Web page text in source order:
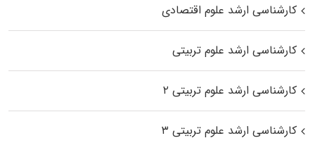
کارشناسی ارشد علوم اقتصادی
کارشناسی ارشد علوم تربیتی
کارشناسی ارشد علوم تربیتی ۲
کارشناسی ارشد علوم تربیتی ۳